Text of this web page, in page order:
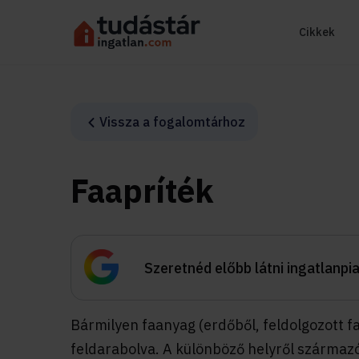
Cikkek
Vissza a fogalomtárhoz
Faapríték
Szeretnéd előbb látni
Bármilyen faanyag (erdőből, feldolgozott
feldarabolva. A különböző helyről